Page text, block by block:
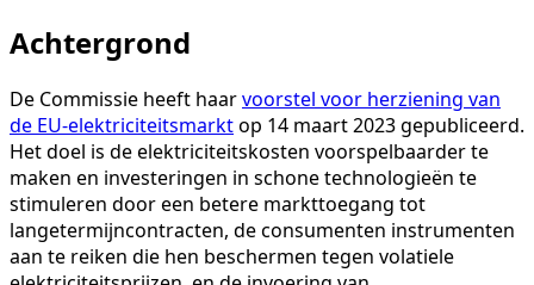
Achtergrond
De Commissie heeft haarvoorstel voor herziening van
de EU-elektriciteitsmarktop 14 maart 2023 gepubliceerd.
Het doel is de elektriciteitskosten voorspelbaarder te
maken en investeringen in schone technologieën te
stimuleren door een betere markttoegang tot
langetermijncontracten, de consumenten instrumenten
aan te reiken die hen beschermen tegen volatiele